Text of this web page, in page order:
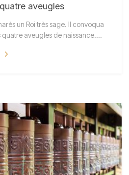
aveugles
un Roi très sage. Il convoqua
quatre aveugles de naissance.…